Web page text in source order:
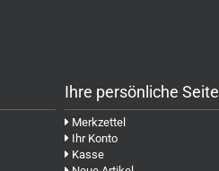
Ihre persönliche Seite
Merkzettel
Ihr Konto
Kasse